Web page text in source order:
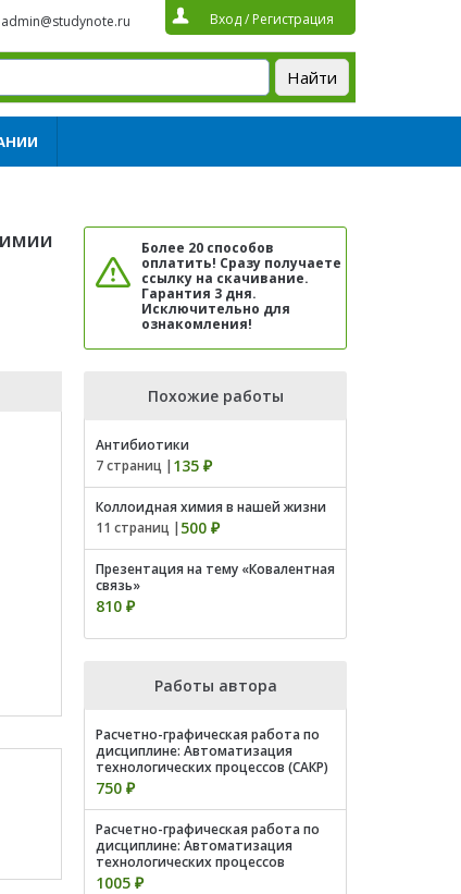
admin@studynote.ru Вход/ Регистрация
Более 20 способов
оплатить! Сразу получаете
ссылку на скачивание.
Гарантия 3 дня.
Исключительно для
ознакомления!
Похожие работы
Антибиотики
7 страниц | 135 ₽
Коллоидная химия в нашей жизни
11 страниц | 500 ₽
Презентация на тему «Ковалентная
связь»
810 ₽
Работы автора
Расчетно-графическая работа по
дисциплине: Автоматизация
технологических процессов (САКР)
750 ₽
Расчетно-графическая работа по
дисциплине: Автоматизация
технологических процессов
1005 ₽